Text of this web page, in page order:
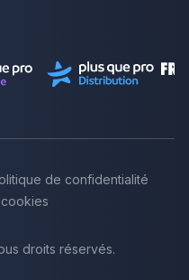
de confidentialité
droits réservés.